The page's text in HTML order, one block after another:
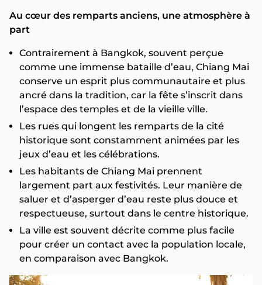
Au cœur des remparts anciens, une atmosphère à
part
Contrairement à Bangkok, souvent perçue
comme une immense bataille d’eau, Chiang Mai
conserve un esprit plus communautaire et plus
ancré dans la tradition, car la fête s’inscrit dans
l’espace des temples et de la vieille ville.
Les rues qui longent les remparts de la cité
historique sont constamment animées par les
jeux d’eau et les célébrations.
Les habitants de Chiang Mai prennent
largement part aux festivités. Leur manière de
saluer et d’asperger d’eau reste plus douce et
respectueuse, surtout dans le centre historique.
La ville est souvent décrite comme plus facile
pour créer un contact avec la population locale,
en comparaison avec Bangkok.